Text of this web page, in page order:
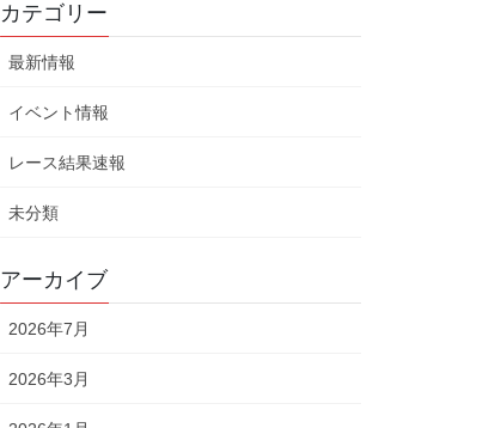
カテゴリー
最新情報
イベント情報
レース結果速報
未分類
アーカイブ
2026年7月
2026年3月